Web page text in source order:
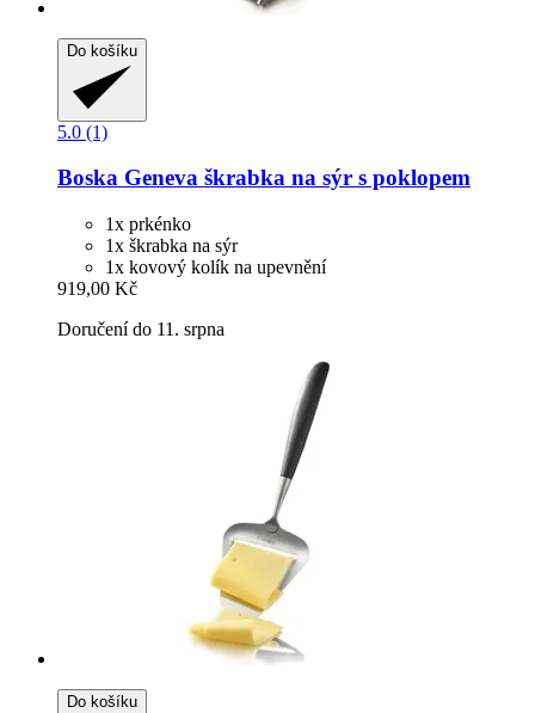
Do košíku
5.0 (1)
Boska Geneva škrabka na sýr s poklopem
1x prkénko
1x škrabka na sýr
1x kovový kolík na upevnění
919,00 Kč
Doručení do 11. srpna
Do košíku